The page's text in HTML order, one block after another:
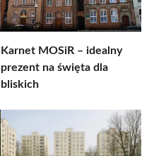
Karnet MOSiR – idealny
prezent na święta dla
bliskich